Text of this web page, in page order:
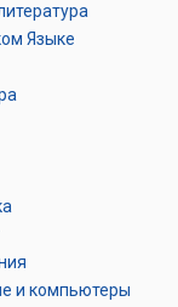
Языке
и компьютеры